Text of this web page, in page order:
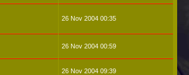
26 Nov 2004 00:35
26 Nov 2004 00:59
26 Nov 2004 09:39